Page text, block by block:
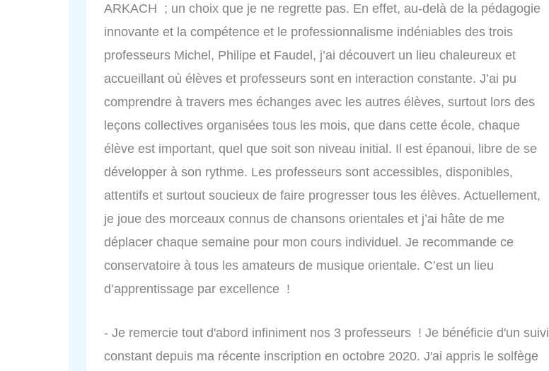
ARKACH ; un choix que je ne regrette pas. En effet, au-delà de la pédagogie
innovante et la compétence et le professionnalisme indéniables des trois
professeurs Michel, Philipe et Faudel, j’ai découvert un lieu chaleureux et
accueillant où élèves et professeurs sont en interaction constante. J’ai pu
comprendre à travers mes échanges avec les autres élèves, surtout lors des
leçons collectives organisées tous les mois, que dans cette école, chaque
élève est important, quel que soit son niveau initial. Il est épanoui, libre de se
développer à son rythme. Les professeurs sont accessibles, disponibles,
attentifs et surtout soucieux de faire progresser tous les élèves. Actuellement,
je joue des morceaux connus de chansons orientales et j’ai hâte de me
déplacer chaque semaine pour mon cours individuel. Je recommande ce
conservatoire à tous les amateurs de musique orientale. C’est un lieu
d’apprentissage par excellence !
- Je remercie tout d'abord infiniment nos 3 professeurs ! Je bénéficie d'un suivi
constant depuis ma récente inscription en octobre 2020. J'ai appris le solfège